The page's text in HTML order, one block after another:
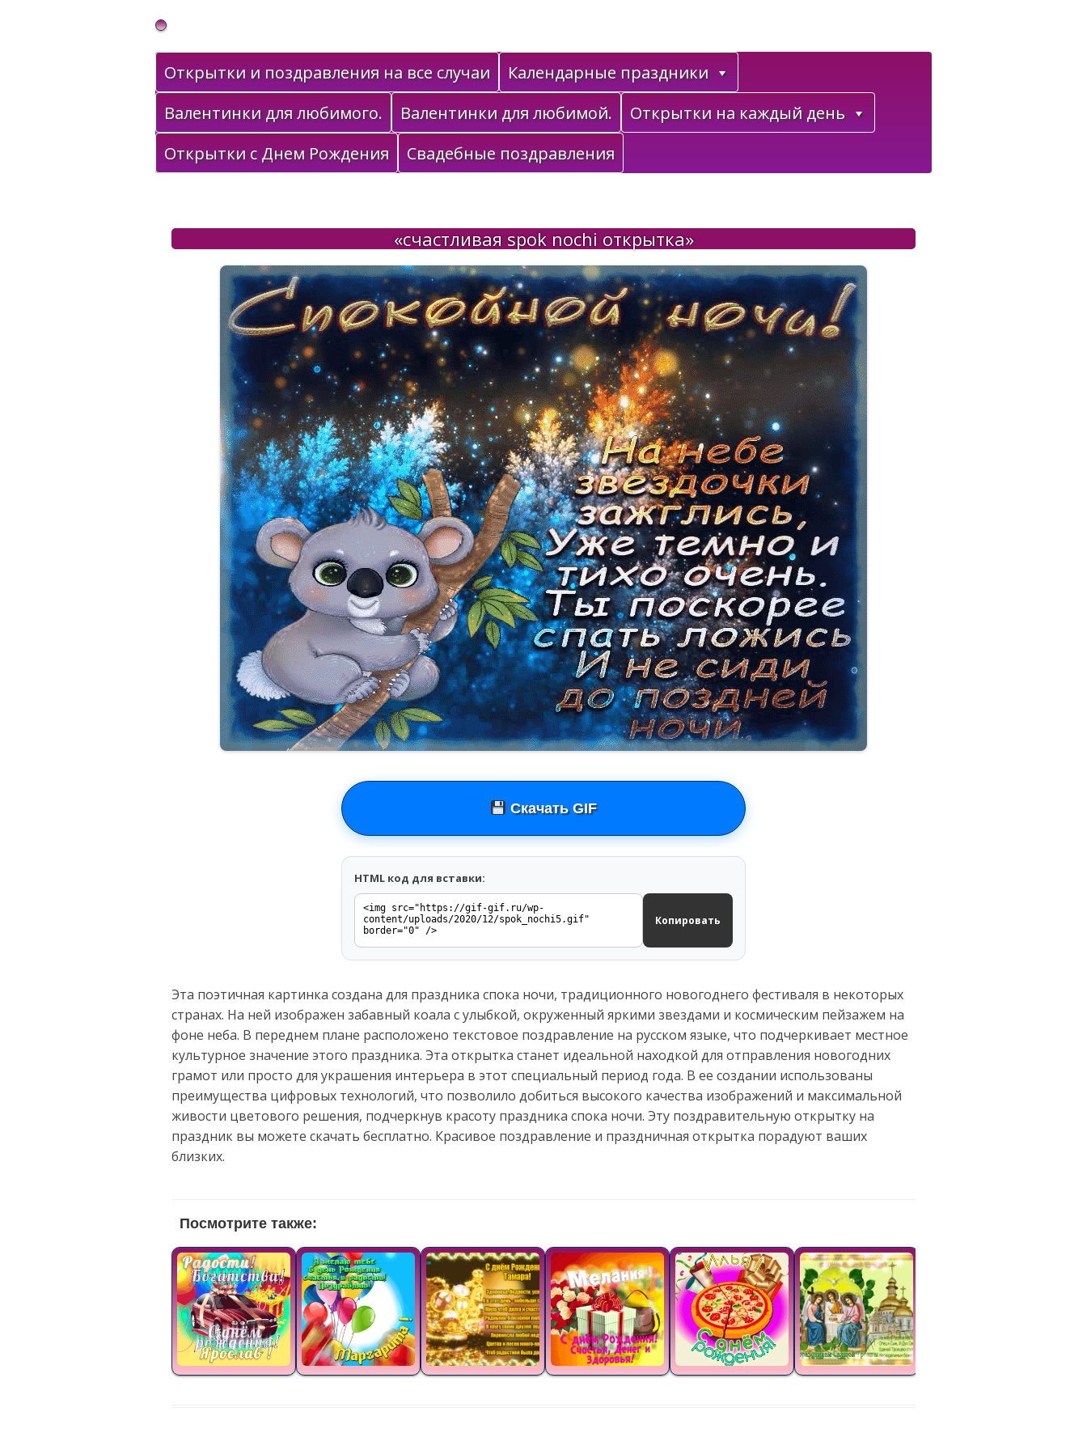
Gif Открытки в подарок
Открытки и поздравления на все случаи
Календарные праздники
Валентинки для любимого.
Валентинки для любимой.
Открытки на каждый день
Открытки с Днем Рождения
Свадебные поздравления
«счастливая spok nochi открытка»
Скачать GIF
HTML код для вставки:
Копировать
Эта поэтичная картинка создана для праздника спока ночи, традиционного новогоднего фестиваля в некоторых
странах. На ней изображен забавный коала с улыбкой, окруженный яркими звездами и космическим пейзажем на
фоне неба. В переднем плане расположено текстовое поздравление на русском языке, что подчеркивает местное
культурное значение этого праздника. Эта открытка станет идеальной находкой для отправления новогодних
грамот или просто для украшения интерьера в этот специальный период года. В ее создании использованы
преимущества цифровых технологий, что позволило добиться высокого качества изображений и максимальной
живости цветового решения, подчеркнув красоту праздника спока ночи. Эту поздравительную открытку на
праздник вы можете скачать бесплатно. Красивое поздравление и праздничная открытка порадуют ваших
близких.
Посмотрите также: